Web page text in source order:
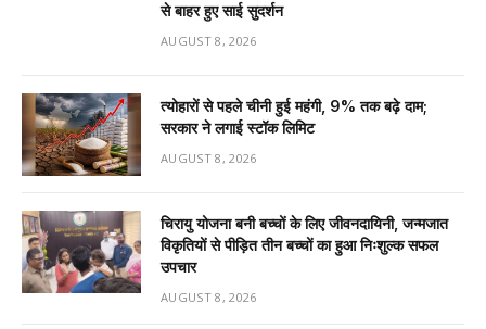
से बाहर हुए साई सुदर्शन
AUGUST 8, 2026
त्योहारों से पहले चीनी हुई महंगी, 9% तक बढ़े दाम;
सरकार ने लगाई स्टॉक लिमिट
AUGUST 8, 2026
चिरायु योजना बनी बच्चों के लिए जीवनदायिनी, जन्मजात
विकृतियों से पीड़ित तीन बच्चों का हुआ निःशुल्क सफल
उपचार
AUGUST 8, 2026